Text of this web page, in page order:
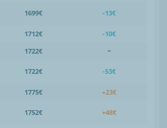
1699€ -13€
1712€
-10€
1722€
=
1722€ -53€
1775€
+23€
1752€ +48€